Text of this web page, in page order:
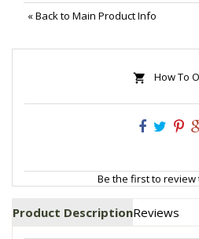
«Back to Main Product Info
How To
Be the first to
Product DescriptionReviews